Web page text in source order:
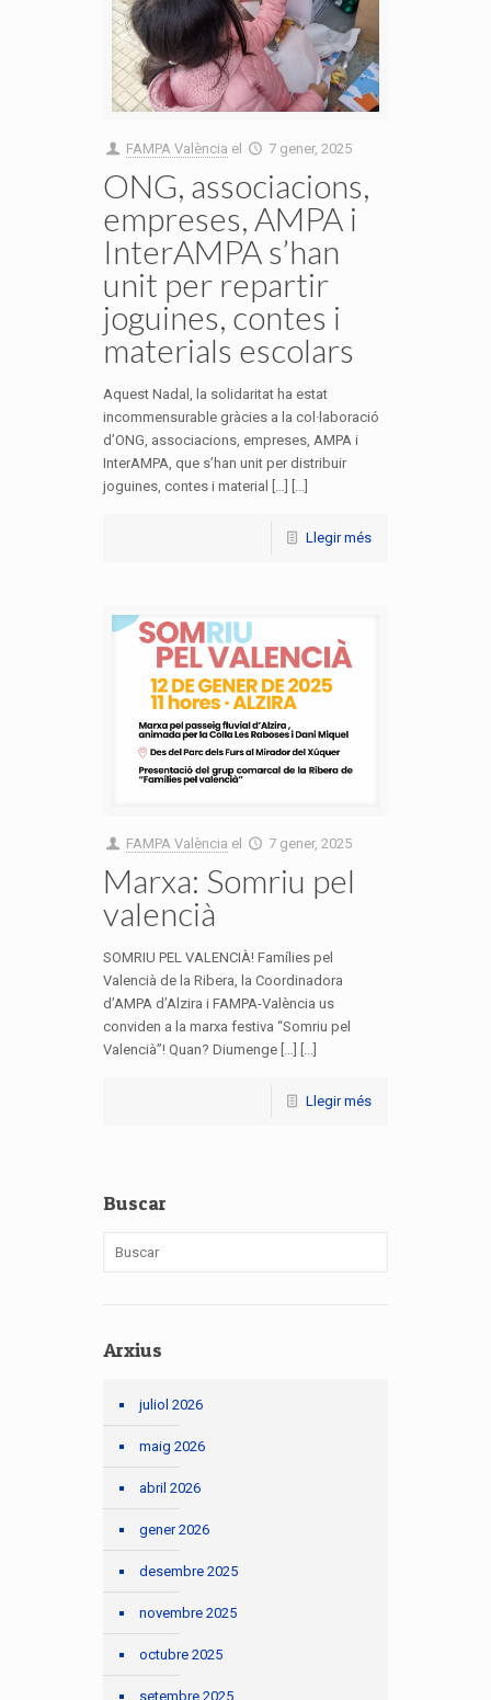
FAMPA València el 7 gener, 2025
ONG, associacions,
empreses, AMPA i
InterAMPA s’han
unit per repartir
joguines, contes i
materials escolars
Aquest Nadal, la solidaritat ha estat
incommensurable gràcies a la col·laboració
d’ONG, associacions, empreses, AMPA i
InterAMPA, que s’han unit per distribuir
joguines, contes i material […] [...]
Llegir més
FAMPA València el 7 gener, 2025
Marxa: Somriu pel
valencià
SOMRIU PEL VALENCIÀ! Famílies pel
Valencià de la Ribera, la Coordinadora
d’AMPA d’Alzira i FAMPA-València us
conviden a la marxa festiva “Somriu pel
Valencià”! Quan? Diumenge […] [...]
Llegir més
Buscar
Arxius
juliol 2026
maig 2026
abril 2026
gener 2026
desembre 2025
novembre 2025
octubre 2025
setembre 2025